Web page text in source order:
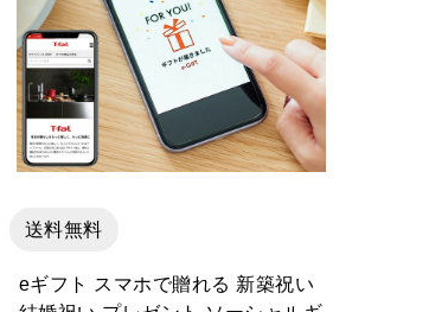
送料無料
eギフト スマホで贈れる 新築祝い